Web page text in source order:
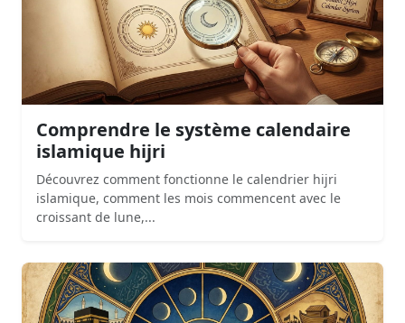
Comprendre le système calendaire
islamique hijri
Découvrez comment fonctionne le calendrier hijri
islamique, comment les mois commencent avec le
croissant de lune,...